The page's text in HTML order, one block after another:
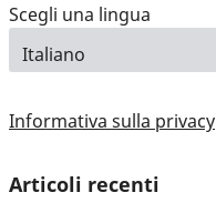
Scegli una lingua
Informativa sulla privacy
Articoli recenti